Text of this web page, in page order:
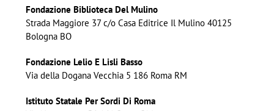
Fondazione Biblioteca Del Mulino
Strada Maggiore 37 c/o Casa Editrice Il Mulino 40125
Bologna BO
Fondazione Lelio E Lisli Basso
Via della Dogana Vecchia 5 186 Roma RM
Istituto Statale Per Sordi Di Roma